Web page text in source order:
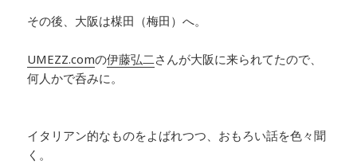
その後、大阪は楳田（梅田）へ。
UMEZZ.comの伊藤弘二さんが大阪に来られてたので、
何人かで呑みに。
イタリアン的なものをよばれつつ、おもろい話を色々聞
く。